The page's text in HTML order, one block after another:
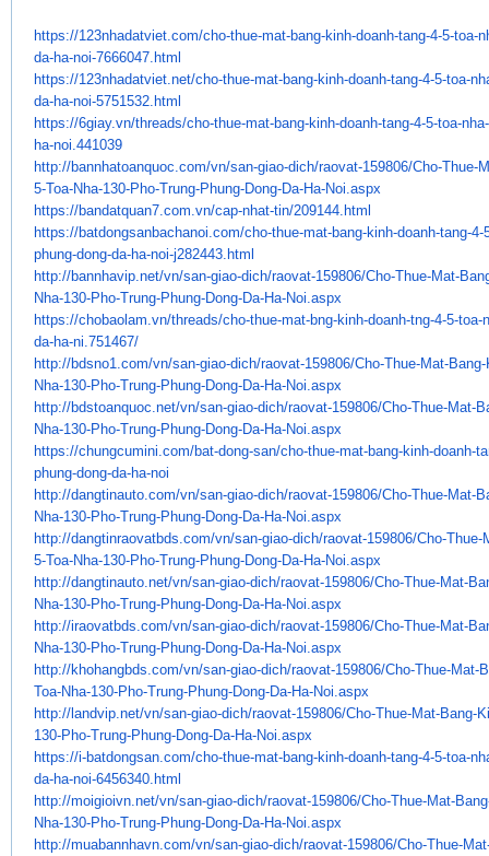
https://123nhadatviet.com/cho-thue-mat-bang-kinh-doanh-tang-4-5-toa-
da-ha-noi-7666047. html
https://123nhadatviet.net/cho-thue-mat-bang-kinh-doanh-tang-4-5-toa-
da-ha-noi-5751532. html
https://6giay.vn/threads/cho-thue-mat-bang-kinh-doanh-tang-4-5-toa-
ha-noi.441039
http://bannhatoanquoc.com/vn/san-giao-dich/raovat-159806/Cho-Thue-
5-Toa-Nha-130-Pho-Trung-Phung-Dong-Da-Ha-Noi. aspx
https://bandatquan7.com.vn/cap-nhat-tin/209144.html
https://batdongsanbachanoi. com/cho-thue-mat-bang-kinh-doanh-tang-4-
phung-dong-da-ha-noi-j282443.html
http://bannhavip.net/vn/san-giao-dich/raovat-159806/Cho-Thue-Mat-
Nha-130-Pho-Trung-Phung-Dong-Da-Ha-Noi.aspx
https://chobaolam.vn/threads/cho-thue-mat-bng-kinh-doanh-tng-4-5-toa-
da-ha-ni.751467/
http://bdsno1.com/vn/san-giao-dich/raovat-159806/Cho-Thue-Mat-
Nha-130-Pho-Trung-Phung-Dong-Da-Ha-Noi.aspx
http://bdstoanquoc.net/vn/san-giao-dich/raovat-159806/Cho-Thue-Mat-
Nha-130-Pho-Trung-Phung-Dong-Da-Ha-Noi.aspx
https://chungcumini.com/bat-dong-san/cho-thue-mat-bang-kinh-doanh-
phung-dong-da-ha-noi
http://dangtinauto.com/vn/san-giao-dich/raovat-159806/Cho-Thue-Mat-
Nha-130-Pho-Trung-Phung-Dong-Da-Ha-Noi.aspx
http://dangtinraovatbds.com/vn/san-giao-dich/raovat-159806/Cho-Thue-
5-Toa-Nha-130-Pho-Trung-Phung-Dong-Da-Ha-Noi.aspx
http://dangtinauto.net/vn/san-giao-dich/raovat-159806/Cho-Thue-Mat-
Nha-130-Pho-Trung-Phung-Dong-Da-Ha-Noi.aspx
http://iraovatbds.com/vn/san-giao-dich/raovat-159806/Cho-Thue-Mat-
Nha-130-Pho-Trung-Phung-Dong-Da-Ha-Noi.aspx
http://khohangbds.com/vn/san-giao-dich/raovat-159806/Cho-Thue-Mat-
Toa-Nha-130-Pho-Trung-Phung-Dong-Da-Ha-Noi.aspx
http://landvip.net/vn/san-giao-dich/raovat-159806/Cho-Thue-Mat-Bang-
130-Pho-Trung-Phung-Dong-Da-Ha-Noi.aspx
https://i-batdongsan.com/cho-thue-mat-bang-kinh-doanh-tang-4-5-toa-
da-ha-noi-6456340. html
http://moigioivn.net/vn/san-giao-dich/raovat-159806/Cho-Thue-Mat-
Nha-130-Pho-Trung-Phung-Dong-Da-Ha-Noi.aspx
http://muabannhavn.com/vn/san-giao-dich/raovat-159806/Cho-Thue-